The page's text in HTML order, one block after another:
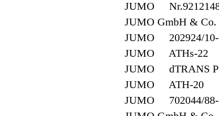
JUMO
JUMO GmbH & Co.
JUMO 202924/10-
JUMO ATHs-22
JUMO dTRANS
JUMO ATH-20
JUMO 702044/88-